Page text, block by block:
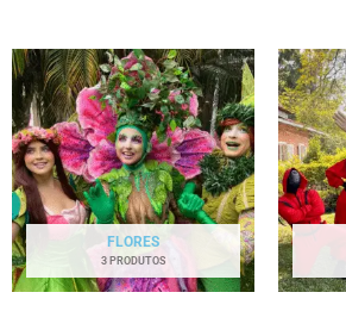
FLORES
3 PRODUTOS